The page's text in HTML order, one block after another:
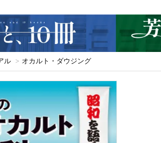
ル > オカルト・ダウジング